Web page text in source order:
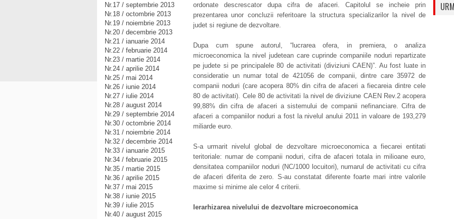
ordonate descrescator dupa cifra de afaceri. Capitolul se incheie prin
prezentarea unor concluzii referitoare la structura specializarilor la nivel de
judet si regiune de dezvoltare.
Dupa cum spune autorul, “lucrarea ofera, in premiera, o analiza
microeconomica la nivel judetean care cuprinde companiile noduri repartizate
pe judete si pe principalele 80 de activitati (diviziuni CAEN)”. Au fost luate in
consideratie un numar total de 421056 de companii, dintre care 35972 de
companii noduri (care acopera 80% din cifra de afaceri a fiecareia dintre cele
80 de activitati). Cele 80 de activitati la nivel de diviziune CAEN Rev.2 acopera
99,88% din cifra de afaceri a sistemului de companii nefinanciare. Cifra de
afaceri a companiilor noduri a fost la nivelul anului 2011 in valoare de 193,279
miliarde euro.
S-a urmarit nivelul global de dezvoltare microeconomica a fiecarei entitati
teritoriale: numar de companii noduri, cifra de afaceri totala in milioane euro,
densitatea companiilor noduri (NC/1000 locuitori), numarul de activitati cu cifra
de afaceri diferita de zero. S-au constatat diferente foarte mari intre valorile
maxime si minime ale celor 4 criterii.
Ierarhizarea nivelului de dezvoltare microeconomica
Nr.17 / septembrie 2013
Nr.18 / octombrie 2013
Nr.19 / noiembrie 2013
Nr.20 / decembrie 2013
Nr.21 / ianuarie 2014
Nr.22 / februarie 2014
Nr.23 / martie 2014
Nr.24 / aprilie 2014
Nr.25 / mai 2014
Nr.26 / iunie 2014
Nr.27 / iulie 2014
Nr.28 / august 2014
Nr.29 / septembrie 2014
Nr.30 / octombrie 2014
Nr.31 / noiembrie 2014
Nr.32 / decembrie 2014
Nr.33 / ianuarie 2015
Nr.34 / februarie 2015
Nr.35 / martie 2015
Nr.36 / aprilie 2015
Nr.37 / mai 2015
Nr.38 / iunie 2015
Nr.39 / iulie 2015
Nr.40 / august 2015